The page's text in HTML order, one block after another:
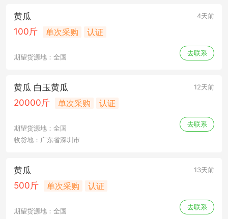
黄瓜 4天前
100斤 单次采购 认证
期望货源地：全国
去联系
黄瓜 白玉黄瓜 12天前
20000斤 单次采购 认证
期望货源地：全国
去联系
收货地：广东省深圳市
黄瓜 13天前
500斤 单次采购 认证
期望货源地：全国
去联系